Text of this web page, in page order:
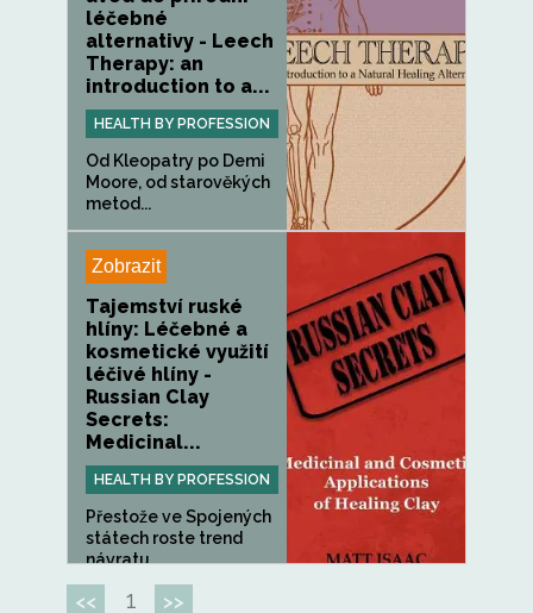
léčebné
alternativy - Leech
Therapy: an
introduction to a...
HEALTH BY PROFESSION
Od Kleopatry po Demi
Moore, od starověkých
metod...
Zobrazit
Tajemství ruské
hlíny: Léčebné a
kosmetické využití
léčivé hlíny -
Russian Clay
Secrets:
Medicinal...
HEALTH BY PROFESSION
Přestože ve Spojených
státech roste trend
návratu...
<< 1 >>